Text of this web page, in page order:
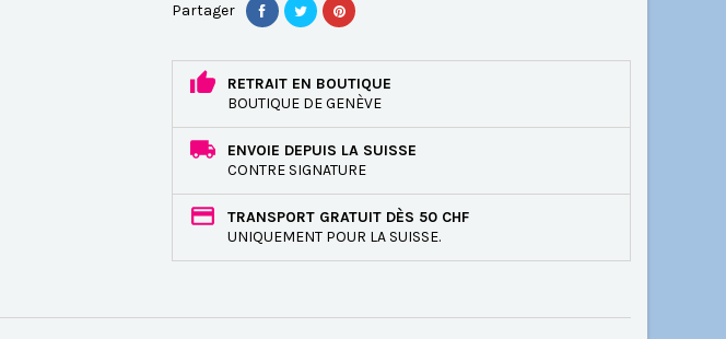
Partager
RETRAIT EN BOUTIQUE
BOUTIQUE DE GENÈVE
ENVOIE DEPUIS LA SUISSE
CONTRE SIGNATURE
TRANSPORT GRATUIT DÈS 50 CHF
UNIQUEMENT POUR LA SUISSE.